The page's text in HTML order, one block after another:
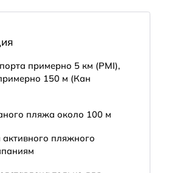
примерно 5 км (PMI),
150 м (Кан
пляжа около 100 м
пляжного